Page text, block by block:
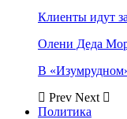
Клиенты идут
Олени Деда
В
Prev Next
Политика